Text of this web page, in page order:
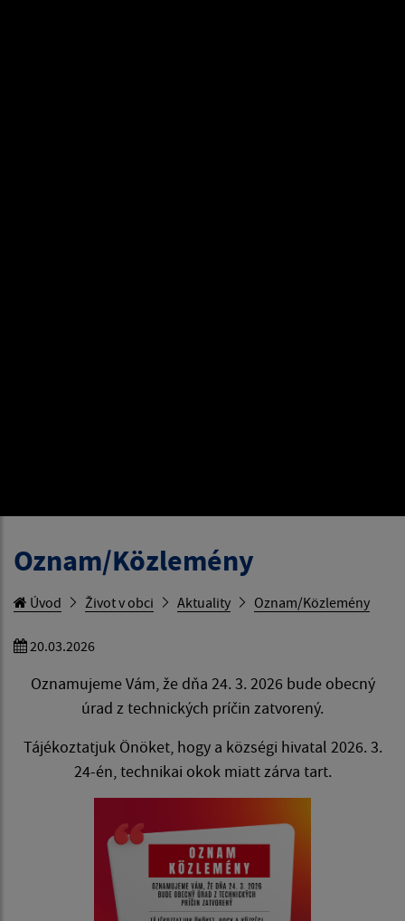
Oznam/Közlemény
Úvod Život v obci Aktuality Oznam/Közlemény
20.03.2026
Oznamujeme Vám, že dňa 24. 3. 2026 bude obecný
úrad z technických príčin zatvorený.
Tájékoztatjuk Önöket, hogy a községi hivatal 2026. 3.
24-én, technikai okok miatt zárva tart.